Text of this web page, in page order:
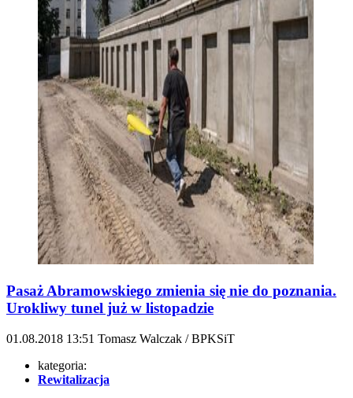
Pasaż Abramowskiego zmienia się nie do poznania.
Urokliwy tunel już w listopadzie
01.08.2018 13:51 Tomasz Walczak / BPKSiT
kategoria:
Rewitalizacja